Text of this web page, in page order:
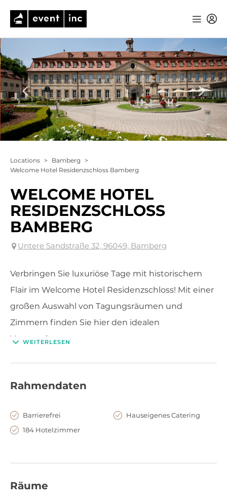
Locations > Bamberg
>
Welcome Hotel Residenzschloss Bamberg
WELCOME HOTEL
RESIDENZSCHLOSS
BAMBERG
Untere Sandstraße 32, 96049, Bamberg
Verbringen Sie luxuriöse Tage mit historischem
Flair im Welcome Hotel Residenzschloss! Mit einer
großen Auswahl von Tagungsräumen und
Zimmern finden Sie hier den idealen
Veranstaltungsort.
WEITERLESEN
Rahmendaten
Barrierefrei
Hauseigenes Catering
184 Hotelzimmer
Räume